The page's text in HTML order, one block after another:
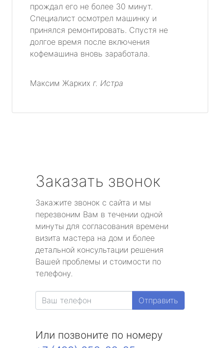
прождал его не более 30 минут.
Специалист осмотрел машинку и
принялся ремонтировать. Спустя не
долгое время после включения
кофемашина вновь заработала.
Максим Жарких г. Истра
Заказать звонок
Закажите звонок с сайта и мы
перезвоним Вам в течении одной
минуты для согласования времени
визита мастера на дом и более
детальной консультации решения
Вашей проблемы и стоимости по
телефону.
Отправить
Или позвоните по номеру